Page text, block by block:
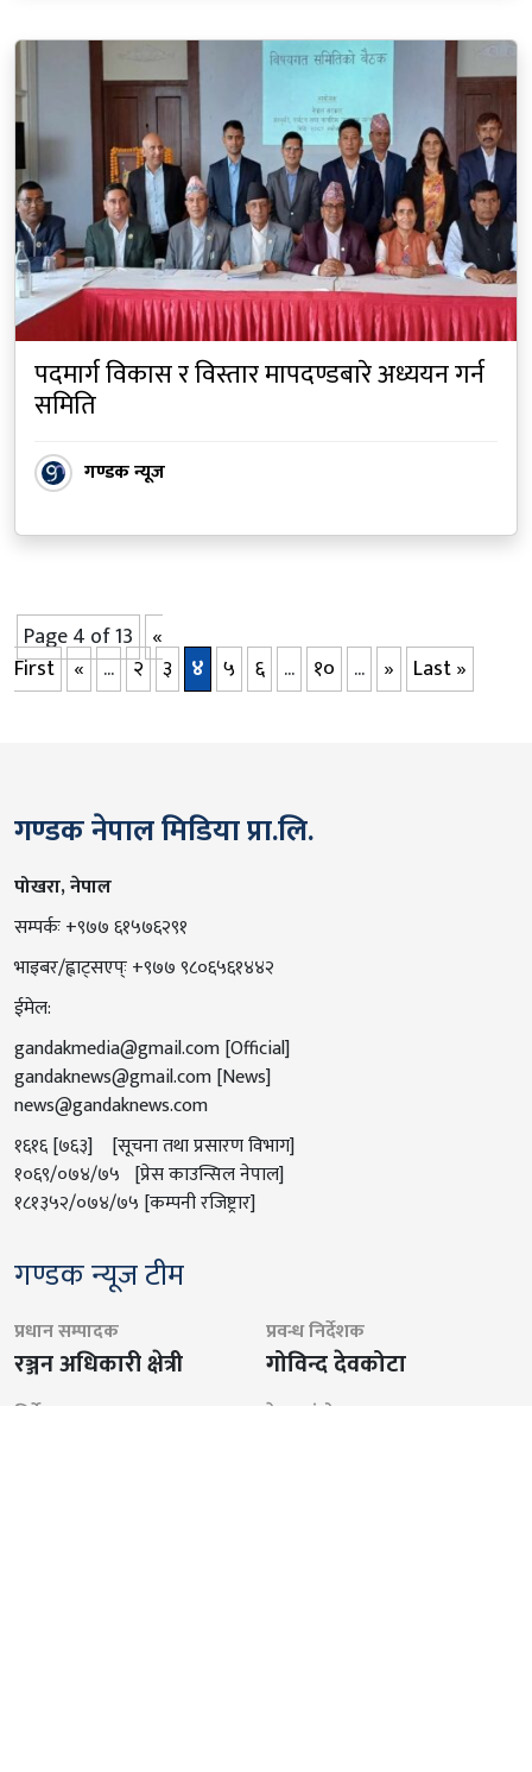
पदमार्ग विकास र विस्तार मापदण्डबारे अध्ययन गर्न
समिति
गण्डक न्यूज
Page 4 of 13 «
First « ... २ ३ ४ ५ ६ ... १० ... » Last »
गण्डक नेपाल मिडिया प्रा.लि.
पोखरा, नेपाल
सम्पर्कः +९७७ ६१५७६२९१
भाइबर/ह्वाट्सएप्ः +९७७ ९८०६५६१४४२
ईमेल:
gandakmedia@gmail.com[Official]
gandaknews@gmail.com[News]
news@gandaknews.com
१६१६ [७६३] [सूचना तथा प्रसारण विभाग]
१०६९/०७४/७५ [प्रेस काउन्सिल नेपाल]
१८१३५२/०७४/७५ [कम्पनी रजिष्ट्रार]
गण्डक न्यूज टीम
प्रधान सम्पादक
रञ्जन अधिकारी क्षेत्री
प्रवन्ध निर्देशक
गोविन्द देवकोटा
निर्देशक डेस्क संयोजक